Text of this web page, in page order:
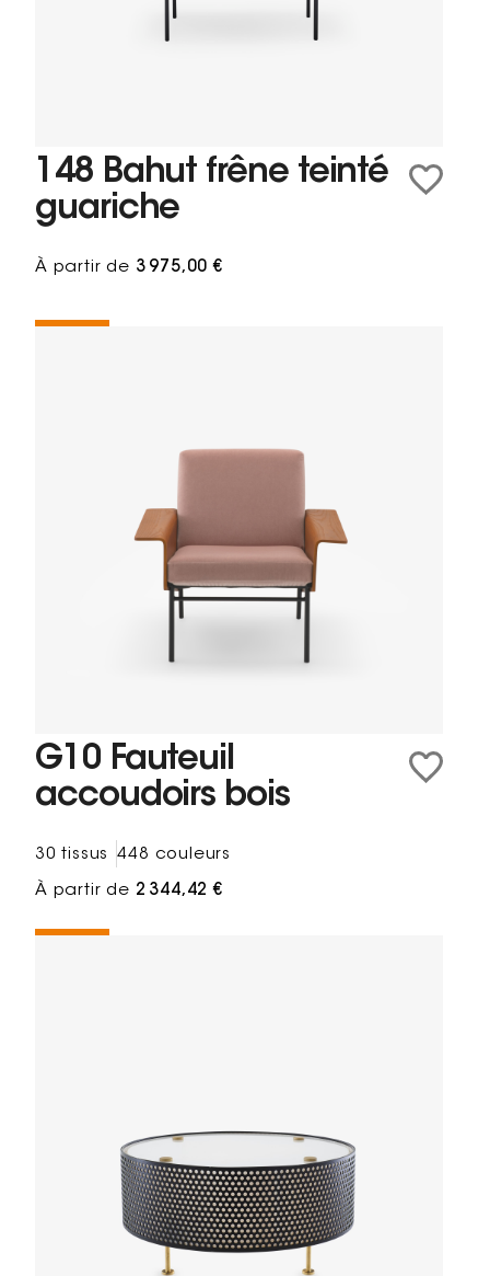
148 Bahut frêne teinté
guariche
À partir de 3 975,00 €
G10 Fauteuil
accoudoirs bois
30 tissus 448 couleurs
À partir de 2 344,42 €